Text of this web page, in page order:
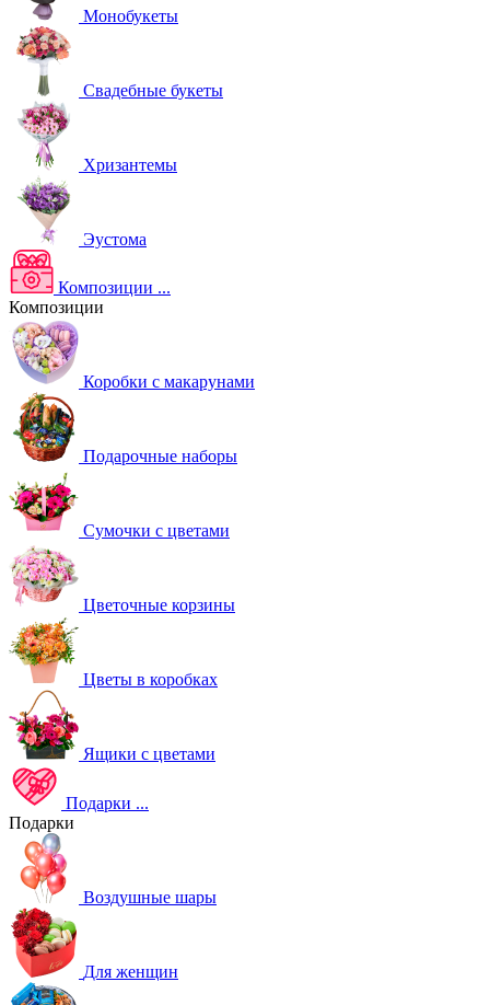
Монобукеты
Свадебные букеты
Хризантемы
Эустома
Композиции ...
Композиции
Коробки с макарунами
Подарочные наборы
Сумочки с цветами
Цветочные корзины
Цветы в коробках
Ящики с цветами
Подарки ...
Подарки
Воздушные шары
Для женщин